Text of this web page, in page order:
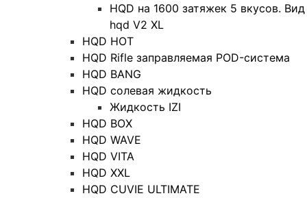
HQD на 1600 затяжек 5 вкусов. Вид
hqd V2 XL
HQD HOT
HQD Rifle заправляемая POD-система
HQD BANG
HQD солевая жидкость
Жидкость IZI
HQD BOX
HQD WAVE
HQD VITA
HQD XXL
HQD CUVIE ULTIMATE